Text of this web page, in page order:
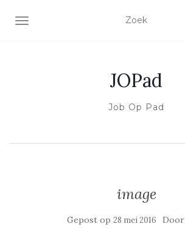
SCHAKEL NAVIGATIE
JOPad
Job Op Pad
image
Gepost op 28 mei 2016 Door